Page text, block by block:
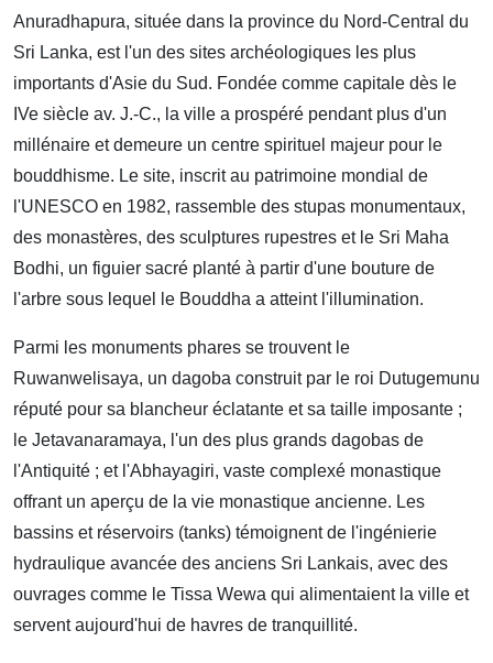
Anuradhapura, située dans la province du Nord-Central du
Sri Lanka, est l'un des sites archéologiques les plus
importants d'Asie du Sud. Fondée comme capitale dès le
IVe siècle av. J.-C., la ville a prospéré pendant plus d'un
millénaire et demeure un centre spirituel majeur pour le
bouddhisme. Le site, inscrit au patrimoine mondial de
l'UNESCO en 1982, rassemble des stupas monumentaux,
des monastères, des sculptures rupestres et le Sri Maha
Bodhi, un figuier sacré planté à partir d'une bouture de
l'arbre sous lequel le Bouddha a atteint l'illumination.
Parmi les monuments phares se trouvent le
Ruwanwelisaya, un dagoba construit par le roi Dutugemunu
réputé pour sa blancheur éclatante et sa taille imposante ;
le Jetavanaramaya, l'un des plus grands dagobas de
l'Antiquité ; et l'Abhayagiri, vaste complexé monastique
offrant un aperçu de la vie monastique ancienne. Les
bassins et réservoirs (tanks) témoignent de l'ingénierie
hydraulique avancée des anciens Sri Lankais, avec des
ouvrages comme le Tissa Wewa qui alimentaient la ville et
servent aujourd'hui de havres de tranquillité.